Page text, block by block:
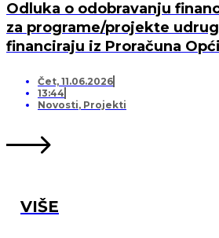
Odluka o odobravanju
za programe/projekte
financiraju iz Proračuna
Čet, 11.06.2026
13:44
Novosti, Projekti
VIŠE